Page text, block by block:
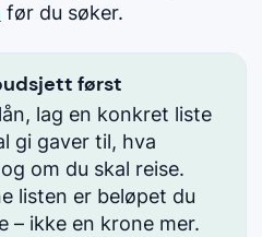
før du søker.
først
lag en konkret liste
gi gaver til, hva
om du skal reise.
listen er beløpet du
– ikke en krone mer.